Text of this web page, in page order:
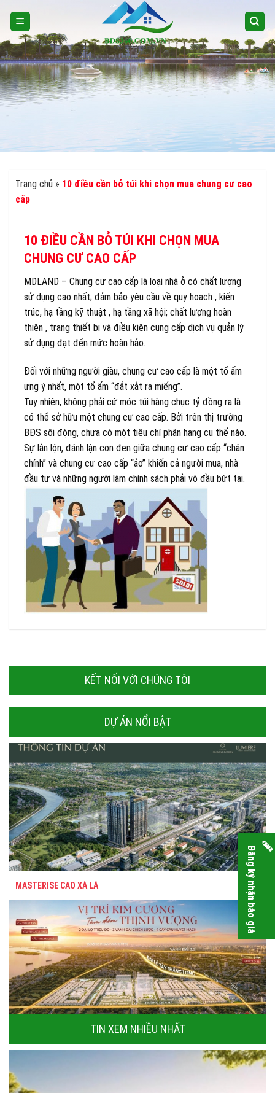
content
Trang chủ » 10 điều cần bỏ túi khi chọn mua chung cư cao
cấp
10 ĐIỀU CẦN BỎ TÚI KHI CHỌN MUA
CHUNG CƯ CAO CẤP
MDLAND – Chung cư cao cấp là loại nhà ở có chất lượng
sử dụng cao nhất; đảm bảo yêu cầu về quy hoạch , kiến
trúc, hạ tầng kỹ thuật , hạ tầng xã hội; chất lượng hoàn
thiện , trang thiết bị và điều kiện cung cấp dịch vụ quản lý
sử dụng đạt đến mức hoàn hảo.
Đối với những người giàu, chung cư cao cấp là một tổ ấm
ưng ý nhất, một tổ ấm “đắt xắt ra miếng”.
Tuy nhiên, không phải cứ móc túi hàng chục tỷ đồng ra là
có thể sở hữu một chung cư cao cấp. Bởi trên thị trường
BĐS sôi động, chưa có một tiêu chí phân hạng cụ thể nào.
Sự lẫn lộn, đánh lận con đen giữa chung cư cao cấp “chân
chính” và chung cư cao cấp “ảo” khiến cả người mua, nhà
đầu tư và những người làm chính sách phải vò đầu bứt tai.
KẾT NỐI VỚI CHÚNG TÔI
DỰ ÁN NỔI BẬT
MASTERISE CAO XÀ LÁ
VINHOMES WONDER CITY ĐAN PHƯỢNG
TIN XEM NHIỀU NHẤT
Đăng ký nhận báo giá